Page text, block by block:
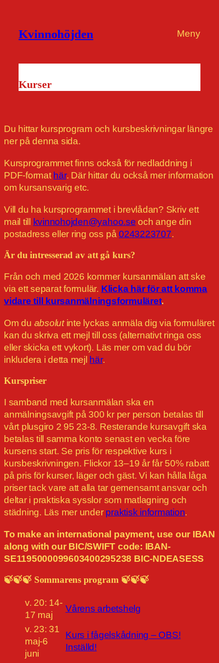
Kvinnohöjden Meny
Kurser
Du hittar kursprogram och kursbeskrivningar längre
ner på denna sida.
Kursprogrammet finns också för nedladdning i
PDF-format här. Där hittar du också mer information
om kursansvarig etc.
Vill du ha kursprogrammet i brevlådan? Skriv ett
mail till
kvinnohojden@yahoo.se och ange din
postadress eller ring oss på0243223707.
Är du intresserad av att gå kurs?
Från och med 2026 kommer kursanmälan att ske
via ett separat formulär. Klicka här för att komma
vidare till kursanmälningsformuläret.
Om du absolutinte lyckas anmäla dig via formuläret
kan du skriva ett mejl till oss (alternativt ringa oss
eller skicka ett vykort). Läs mer om vad du bör
inkludera i detta mejl här.
Kurspriser
I samband med kursanmälan ska en
anmälningsavgift på 300 kr per person betalas till
vårt plusgiro 2 95 23-8. Resterande kursavgift ska
betalas till samma konto senast en vecka före
kursens start. Se pris för respektive kurs i
kursbeskrivningen. Flickor 13–19 år får 50% rabatt
på pris för kurser, läger och gäst. Vi kan hålla låga
priser tack vare att alla tar gemensamt ansvar och
deltar i praktiska sysslor som matlagning och
städning. Läs mer under praktisk information.
To make an international payment, use our IBAN
along with our BIC/SWIFT code: IBAN-
SE1195000099603400295238 BIC-NDEASESS
🍃🍃🍃 Sommarens program 🍃🍃🍃
v. 20: 14-
17 maj
Vårens arbetshelg
v. 23: 31
maj-6
juni
Kurs i fågelskådning – OBS!
Inställd!